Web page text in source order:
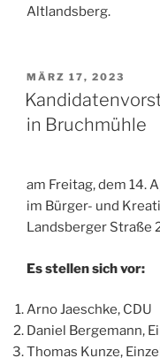
Altlandsberg.
VERÖFFENTLICHT
AM
MÄRZ 17, 2023
in Bruchmühle
am Freitag, dem 14.
im Bürger- und
Landsberger Straße
Es stellen sich vor:
Arno Jaeschke, CDU
Daniel Bergemann,
Thomas Kunze,